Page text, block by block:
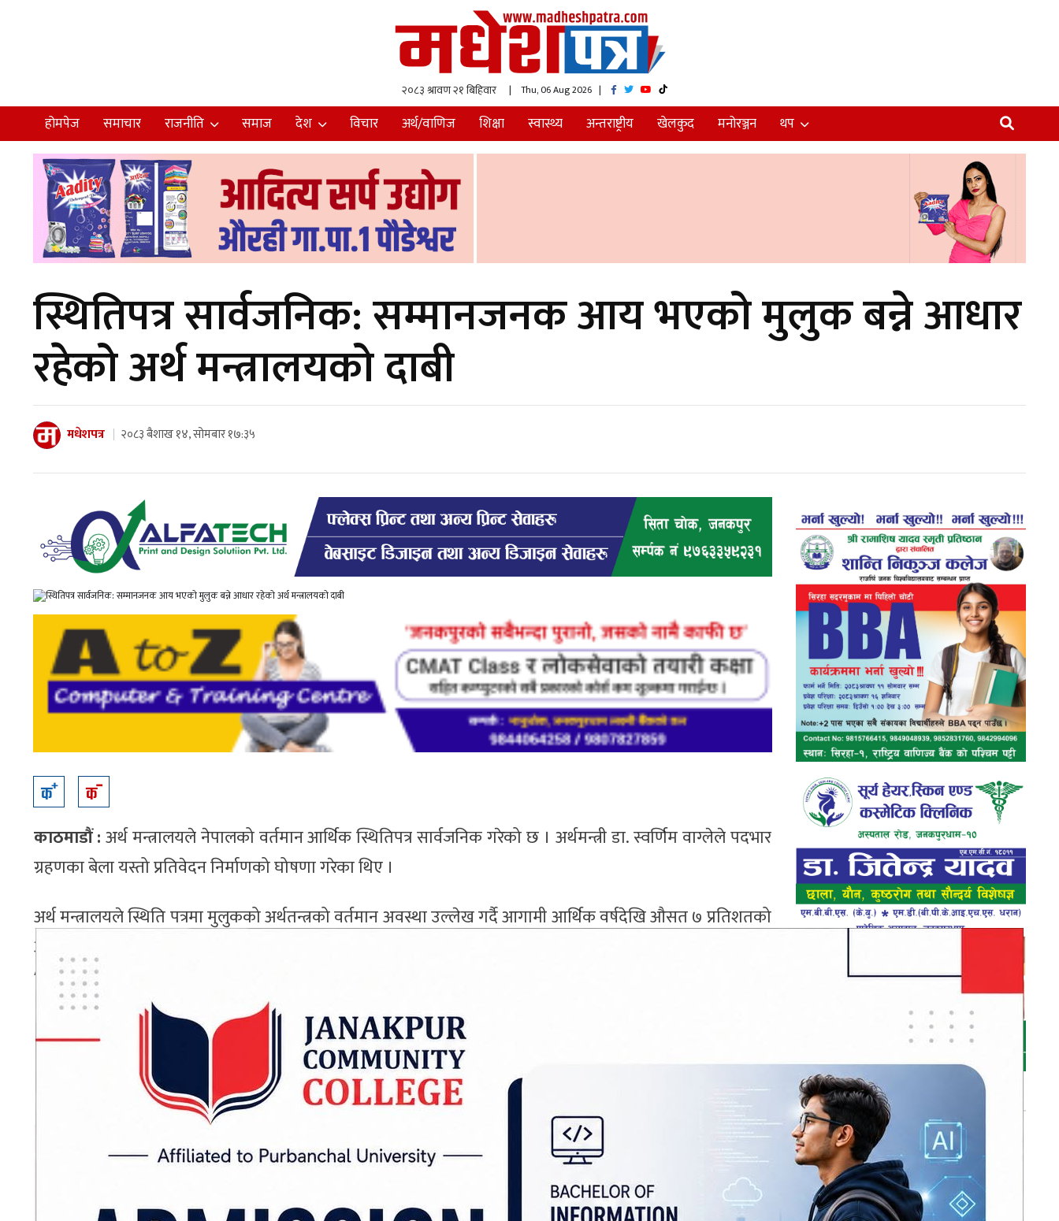
| Thu, 06 Aug 2026 |
होमपेज समाचार राजनीति समाज देश विचार अर्थ/वाणिज शिक्षा स्वास्थ्य अन्तराष्ट्रीय खेलकुद मनोरञ्जन थप
स्थितिपत्र सार्वजनिक: सम्मानजनक आय भएको मुलुक बन्ने आधार
रहेको अर्थ मन्त्रालयको दाबी
मधेशपत्र २०८३ बैशाख १४, सोमबार १७:३५
काठमाडौं :अर्थ मन्त्रालयले नेपालको वर्तमान आर्थिक स्थितिपत्र सार्वजनिक गरेको छ । अर्थमन्त्री डा. स्वर्णिम वाग्लेले पदभार
ग्रहणका बेला यस्तो प्रतिवेदन निर्माणको घोषणा गरेका थिए ।
अर्थ मन्त्रालयले स्थिति पत्रमा मुलुकको अर्थतन्त्रको वर्तमान अवस्था उल्लेख गर्दै आगामी आर्थिक वर्षदेखि औसत ७ प्रतिशतको
आर्थिक वृद्धि हासिल गर्दै ५ देखि ७ वर्ष भित्र प्रतिव्यक्ति आय ३ हजार डलर नाघ्ने बताएको छ ।
ADVERTISEMENT
भर्खरै
प्रधानमन्त्री बालेन
शाहद्वारा मन्त्रिपरिषद्
बैठक आह्वान